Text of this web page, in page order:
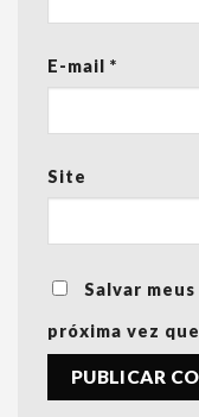
E-mail *
Site
Salvar
próxima vez